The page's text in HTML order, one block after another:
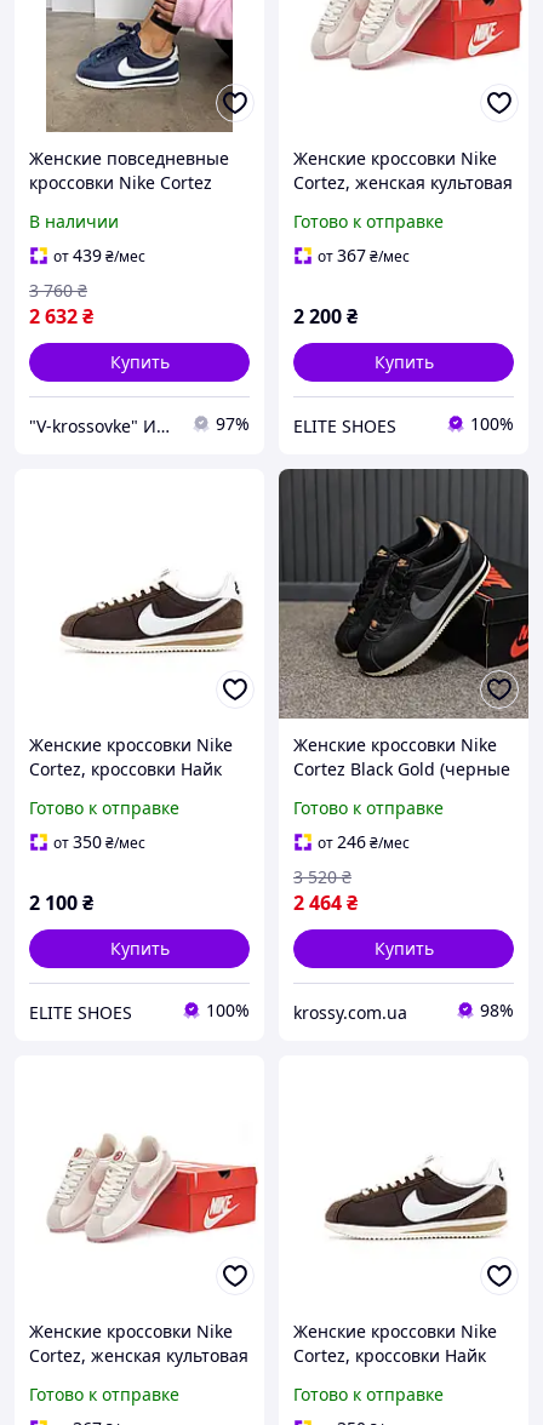
Женские повседневные
кроссовки Nike Cortez
демисезонные кроссы
NK127 Найк vkross
В наличии
от439₴/мес
2 632₴
3 760 ₴
Купить
"V-krossovke" Интернет-магазин 97%
Женские кроссовки Nike
Cortez, женская культовая
Готово к отправке
от367₴/мес
2 200₴
Купить
ELITE SHOES 100%
Женские кроссовки Nike
Cortez, кроссовки Найк
Готово к отправке
от350₴/мес
2 100₴
Купить
ELITE SHOES 100%
Женские кроссовки Nike
Cortez Black Gold (черные
ретро повседневные
низкие кроссовки для
города Cod: 3592
Готово к отправке
от246₴/мес
2 464₴
3 520 ₴
Купить
krossy.com.ua 98%
Женские кроссовки Nike
Cortez, женская культовая
Готово к отправке
Женские кроссовки Nike
Cortez, кроссовки Найк
Готово к отправке